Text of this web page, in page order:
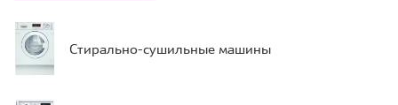
Стирально-сушильные машины